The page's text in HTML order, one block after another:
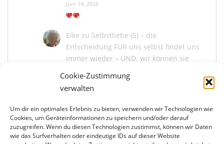
Cookie-Zustimmung
verwalten
Um dir ein optimales Erlebnis zu bieten, verwenden wir Technologien wie
Cookies, um Geräteinformationen zu speichern und/oder darauf
zuzugreifen. Wenn du diesen Technologien zustimmst, können wir Daten
wie das Surfverhalten oder eindeutige IDs auf dieser Website
Juni 14, 2026
Elke zu Selbstliebe (5) – die
Entscheidung FÜR uns selbst findet uns
immer wieder – UND: wir können sie
Juni 13, 2026
Marina KaiserzuSelbstliebe (5) – die
Entscheidung FÜR uns selbst findet uns
immer wieder – UND: wir können sie